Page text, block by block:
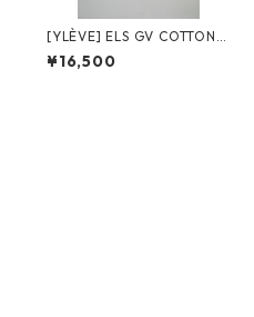
[YLÈVE] ELS GV COTTON T
/ WHITE
¥16,500